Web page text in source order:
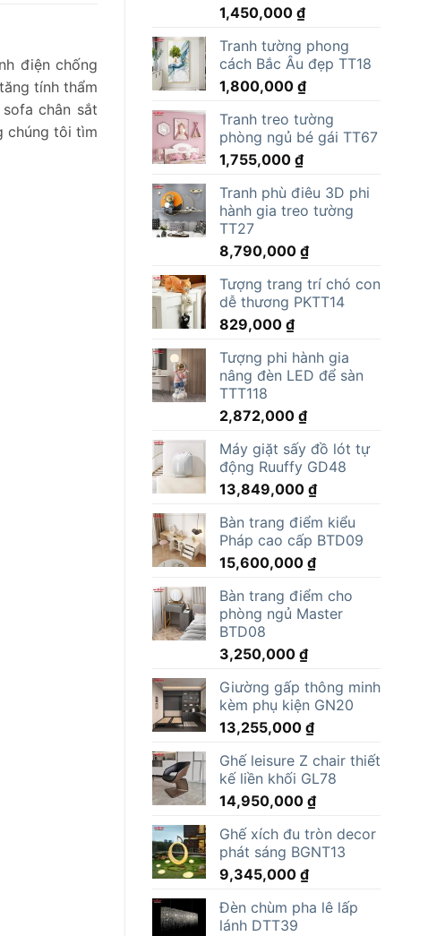
1,450,000 ₫
Tranh tường phong
cách Bắc Âu đẹp TT18
1,800,000 ₫
Tranh treo tường
phòng ngủ bé gái TT67
1,755,000 ₫
Tranh phù điêu 3D phi
hành gia treo tường
TT27
8,790,000 ₫
Tượng trang trí chó con
dễ thương PKTT14
829,000 ₫
Tượng phi hành gia
nâng đèn LED để sàn
TTT118
2,872,000 ₫
Máy giặt sấy đồ lót tự
động Ruuffy GD48
13,849,000 ₫
Bàn trang điểm kiểu
Pháp cao cấp BTD09
15,600,000 ₫
Bàn trang điểm cho
phòng ngủ Master
BTD08
3,250,000 ₫
Giường gấp thông minh
kèm phụ kiện GN20
13,255,000 ₫
Ghế leisure Z chair thiết
kế liền khối GL78
14,950,000 ₫
Ghế xích đu tròn decor
phát sáng BGNT13
9,345,000 ₫
Đèn chùm pha lê lấp
lánh DTT39
điện chống
tính thẩm
chân sắt
chúng tôi tìm